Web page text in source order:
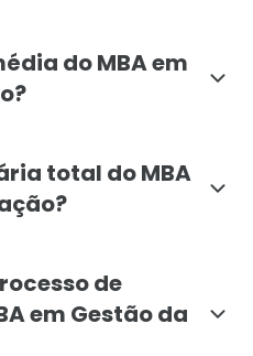
do MBA em
total do MBA
de
em Gestão da